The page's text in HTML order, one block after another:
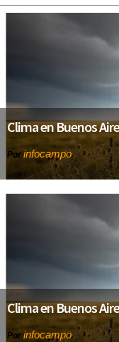
Clima en Buenos
Por infocampo
Clima en Buenos
Por infocampo